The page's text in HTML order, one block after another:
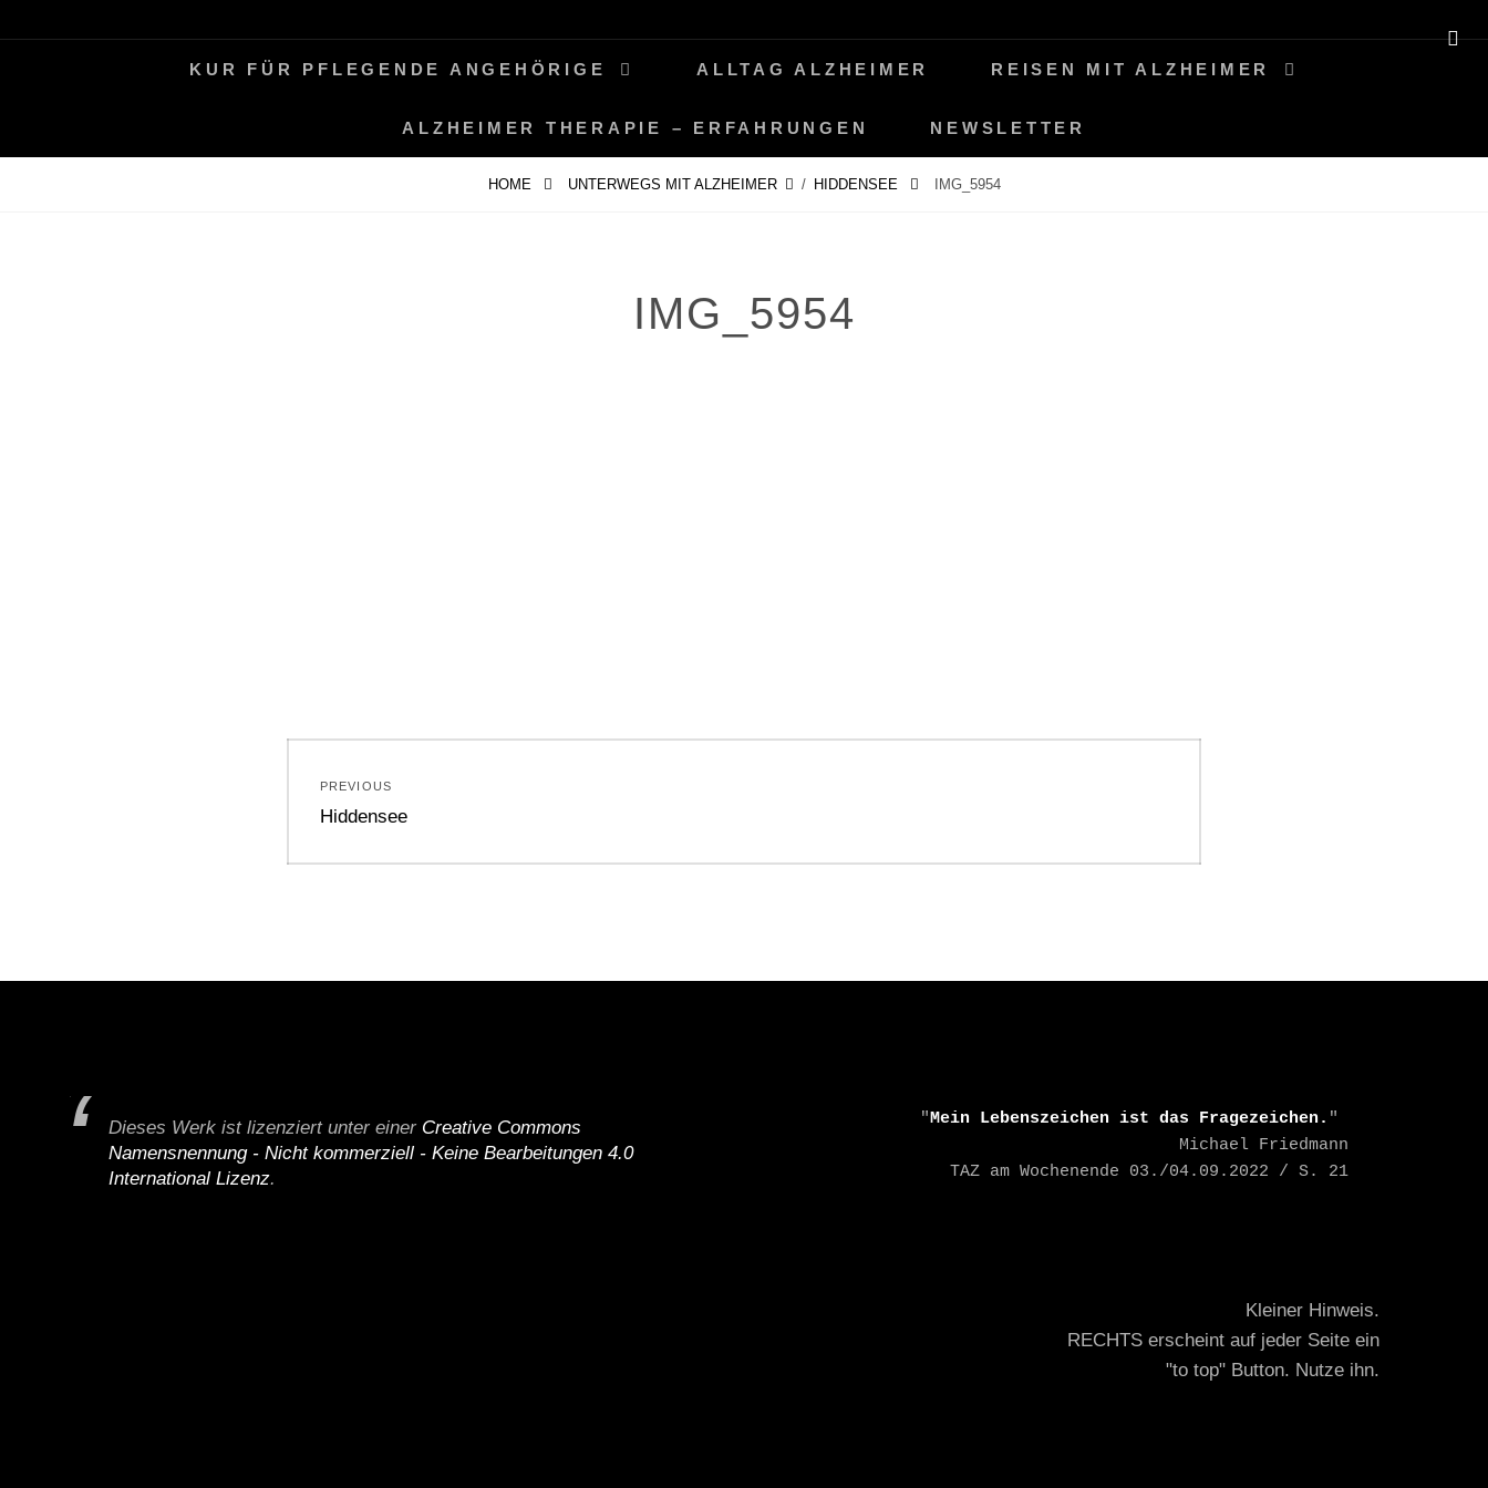
to
PERIFAIR
KUR FÜR PFLEGENDE ANGEHÖRIGE ALLTAG ALZHEIMER REISEN MIT ALZHEIMER
ALZHEIMER THERAPIE – ERFAHRUNGEN NEWSLETTER
HOME UNTERWEGS MIT ALZHEIMER / HIDDENSEE IMG_5954
IMG_5954
PREVIOUS
Previous
Hiddensee
Dieses Werk ist lizenziert unter einer Creative Commons
Namensnennung - Nicht kommerziell - Keine Bearbeitungen 4.0
International Lizenz.
    "
Mein Lebenszeichen ist das Fragezeichen. "
    TAZ am Wochenende 03./04.09.2022 / S. 21
Kleiner Hinweis.
RECHTS erscheint auf jeder Seite ein
"to top" Button. Nutze ihn.